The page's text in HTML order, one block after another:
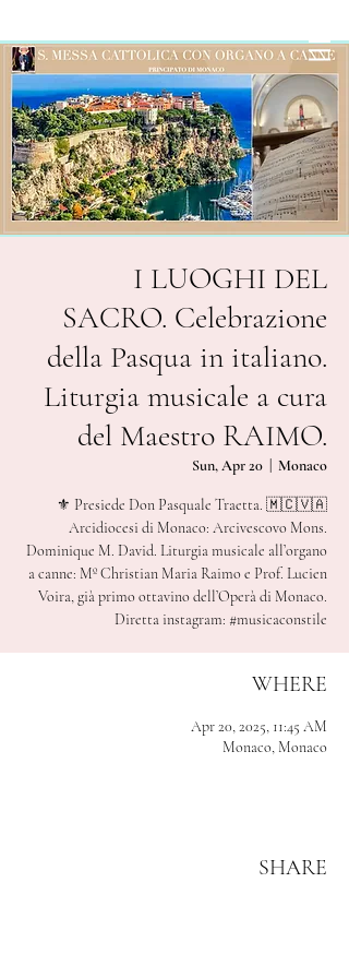
I LUOGHI DEL
SACRO. Celebrazione
della Pasqua in italiano.
Liturgia musicale a cura
del Maestro RAIMO.
Sun, Apr 20 Monaco
⚜️ Presiede Don Pasquale Traetta. 🇲🇨🇻🇦
Arcidiocesi di Monaco: Arcivescovo Mons.
Dominique M. David. Liturgia musicale all’organo
a canne: Mº Christian Maria Raimo e Prof. Lucien
Voira, già primo ottavino dell’Operà di Monaco.
WHERE
Apr 20, 2025, 11:45 AM
Monaco, Monaco
SHARE